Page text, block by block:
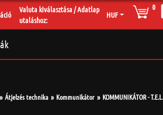
Valuta kiválasztása / Adatlap
utaláshoz:
HUF
0
Átjelzés technika Kommunikátor KOMMUNIKÁTOR -